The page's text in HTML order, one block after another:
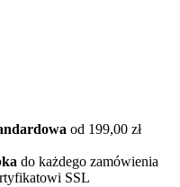
od 199,00 zł
do każdego zamówienia
SSL